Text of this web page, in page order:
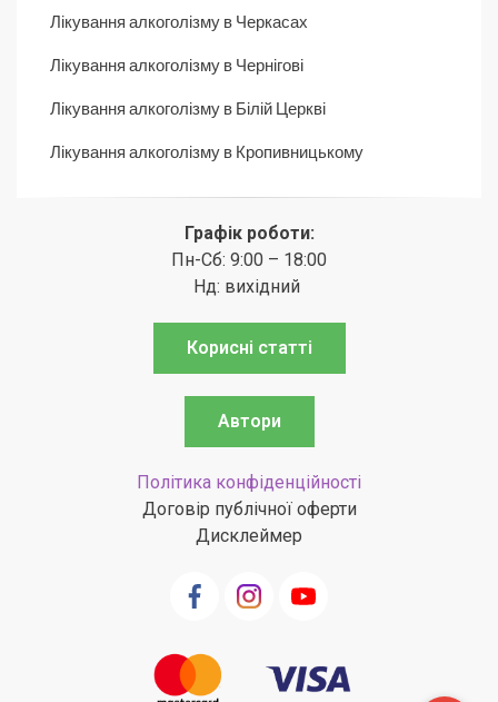
Лікування алкоголізму в Черкасах
Лікування алкоголізму в Чернігові
Лікування алкоголізму в Білій Церкві
Лікування алкоголізму в Кропивницькому
Графік роботи:
Пн-Сб: 9:00 – 18:00
Нд: вихідний
Корисні статті
Автори
Політика конфіденційності
Договір публічної оферти
Дисклеймер